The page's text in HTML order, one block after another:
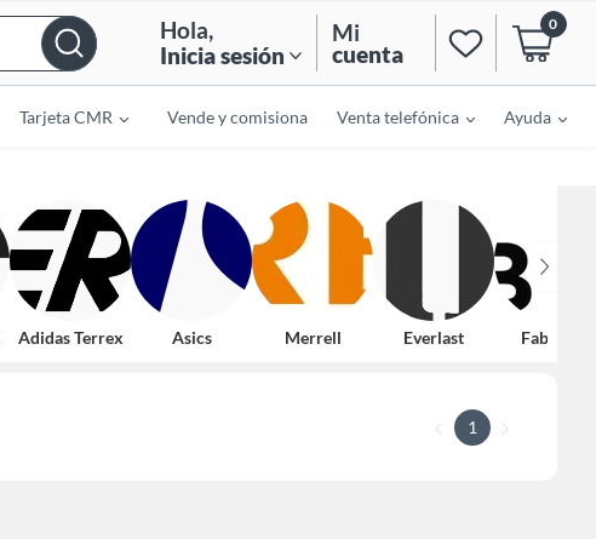
Hola,
Inicia sesión
Mi
cuenta
0
Tarjeta CMR Vende y comisiona Venta telefónica Ayuda
Adidas Terrex Asics Merrell Everlast Fabletics
1